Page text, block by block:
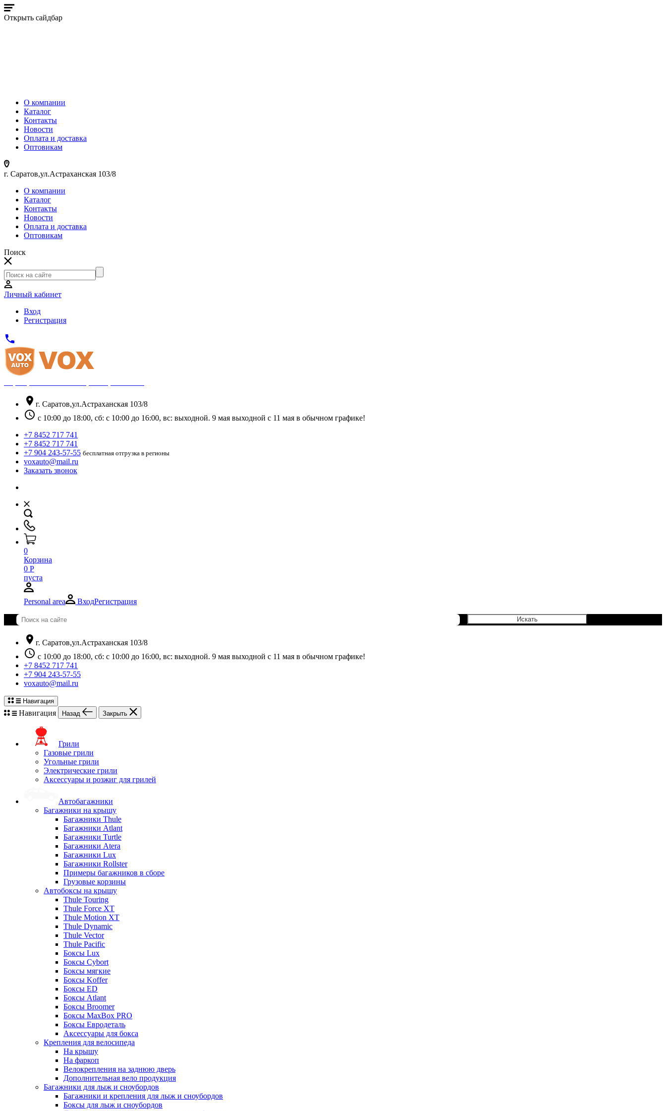
Открыть сайдбар
О компании
Каталог
Контакты
Новости
Оплата и доставка
Оптовикам
г. Саратов,ул.Астраханская 103/8
О компании
Каталог
Контакты
Новости
Оплата и доставка
Оптовикам
Поиск
Личный кабинет
Вход
Регистрация
phone
location_on г. Саратов,ул.Астраханская 103/8
schedule с 10:00 до 18:00, сб: с 10:00 до 16:00, вс: выходной. 9 мая выходной с 11 мая в обычном графике!
+7 8452 717 741
+7 8452 717 741
+7 904 243-57-55 бесплатная отгрузка в регионы
voxauto@mail.ru
Заказать звонок
0
Корзина
0 Р
пуста
Personal area ВходРегистрация
location_on г. Саратов,ул.Астраханская 103/8
schedule с 10:00 до 18:00, сб: с 10:00 до 16:00, вс: выходной. 9 мая выходной с 11 мая в обычном графике!
+7 8452 717 741
+7 904 243-57-55
voxauto@mail.ru
Навигация
Навигация Назад Закрыть
Грили
Газовые грили
Угольные грили
Электрические грили
Аксессуары и розжиг для грилей
Автобагажники
Багажники на крышу
Багажники Thule
Багажники Atlant
Багажники Turtle
Багажники Atera
Багажники Lux
Багажники Rollster
Примеры багажников в сборе
Грузовые корзины
Автобоксы на крышу
Thule Touring
Thule Force XT
Thule Motion XT
Thule Dynamic
Thule Vector
Thule Pacific
Боксы Lux
Боксы Cybort
Боксы мягкие
Боксы Koffer
Боксы ED
Боксы Atlant
Боксы Broomer
Боксы MaxBox PRO
Боксы Евродеталь
Аксессуары для бокса
Крепления для велосипеда
На крышу
На фаркоп
Велокрепления на заднюю дверь
Дополнительная вело продукция
Багажники для лыж и сноубордов
Багажники и крепления для лыж и сноубордов
Боксы для лыж и сноубордов